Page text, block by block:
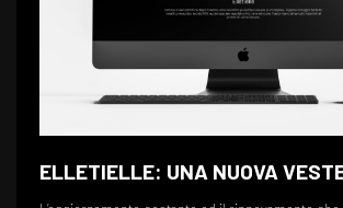
ELLETIELLE: UNA NUOVA